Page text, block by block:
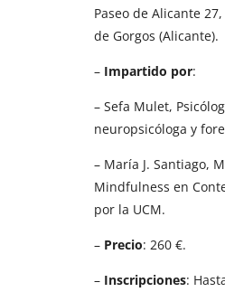
Paseo de Alicante
de Gorgos (Alicante).
– Impartido por:
– Sefa Mulet,
neuropsicóloga y
– María J. Santiago,
Mindfulness en
por la UCM.
– Precio: 260 €.
– Inscripciones: